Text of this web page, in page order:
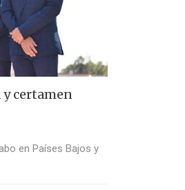
y certamen
en Países Bajos y